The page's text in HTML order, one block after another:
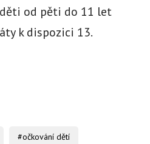
od pěti do 11 let
k dispozici 13.
#očkování dětí